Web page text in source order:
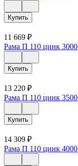
Купить
11 669 ₽
Рама П 110 цинк 3000
Купить
13 220 ₽
Рама П 110 цинк 3500
Купить
14 309 ₽
Рама П 110 цинк 4000